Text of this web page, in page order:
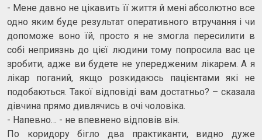
- Мене давно не цікавить її життя й мені абсолютно все
одно яким буде результат оперативного втручання і чи
допоможе воно їй, просто я не змогла пересилити в
собі неприязнь до цієї людини тому попросила вас це
зробити, адже ви будете не упередженим лікарем. А я
лікар поганий, якщо розкидаюсь пацієнтами які не
подобаються. Такої відповіді вам достатньо? – сказала
дівчина прямо дивлячись в очі чоловіка.
- Напевно… - не впевнено відповів він.
По коридору бігло два практиканти, видно дуже